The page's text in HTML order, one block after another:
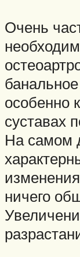
Очень
особенно
суставах
На самом
ничего